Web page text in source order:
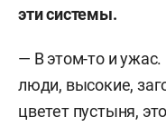
эти системы.
— В этом-то и
люди, высокие,
цветет пустыня,